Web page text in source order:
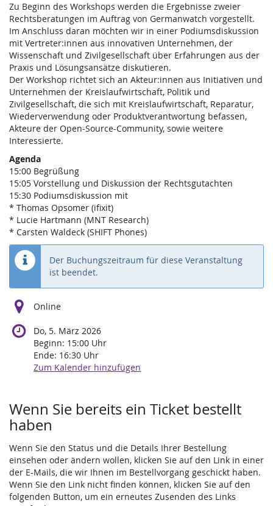
Zu Beginn des Workshops werden die Ergebnisse zweier
Rechtsberatungen im Auftrag von Germanwatch vorgestellt.
Im Anschluss daran möchten wir in einer Podiumsdiskussion
mit Vertreter:innen aus innovativen Unternehmen, der
Wissenschaft und Zivilgesellschaft über Erfahrungen aus der
Praxis und Lösungsansätze diskutieren.
Der Workshop richtet sich an Akteur:innen aus Initiativen und
Unternehmen der Kreislaufwirtschaft, Politik und
Zivilgesellschaft, die sich mit Kreislaufwirtschaft, Reparatur,
Wiederverwendung oder Produktverantwortung befassen,
Akteure der Open-Source-Community, sowie weitere
Interessierte.
Agenda
15:00 Begrüßung
15:05 Vorstellung und Diskussion der Rechtsgutachten
15:30 Podiumsdiskussion mit
* Thomas Opsomer (ifixit)
* Lucie Hartmann (MNT Research)
* Carsten Waldeck (SHIFT Phones)
Der Buchungszeitraum für diese Veranstaltung
ist beendet.
Online
Do, 5. März 2026
Beginn: 15:00 Uhr
Ende: 16:30 Uhr
Zum Kalender hinzufügen
Wenn Sie bereits ein Ticket bestellt
haben
Wenn Sie den Status und die Details Ihrer Bestellung
einsehen oder ändern wollen, klicken Sie auf den Link in einer
der E-Mails, die wir Ihnen im Bestellvorgang geschickt haben.
Wenn Sie den Link nicht finden können, klicken Sie auf den
folgenden Button, um ein erneutes Zusenden des Links